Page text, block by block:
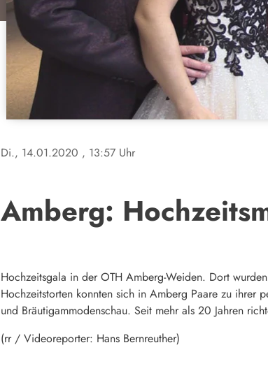
Di., 14.01.2020 , 13:57 Uhr
Amberg:
Hochzeitsgala in der OTH Amberg-Weiden. Dort
Hochzeitstorten konnten sich in Amberg Paare zu ihrer
und Bräutigammodenschau. Seit mehr als 20 Jahren
(rr / Videoreporter: Hans Bernreuther)